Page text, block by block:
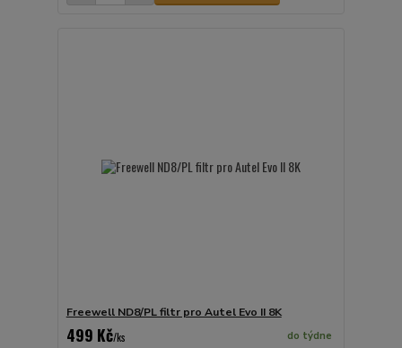
Freewell ND8/PL filtr pro Autel Evo II 8K
499 Kč/ks do týdne